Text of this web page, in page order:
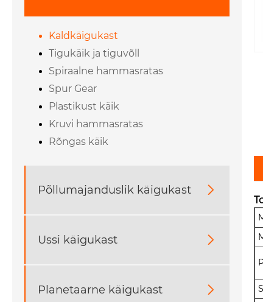
Kaldkäigukast
Tigukäik ja tiguvõll
Spiraalne hammasratas
Spur Gear
Plastikust käik
Kruvi hammasratas
Rõngas käik
Põllumajanduslik käigukast 
Ussi käigukast 
Planetaarne käigukast 